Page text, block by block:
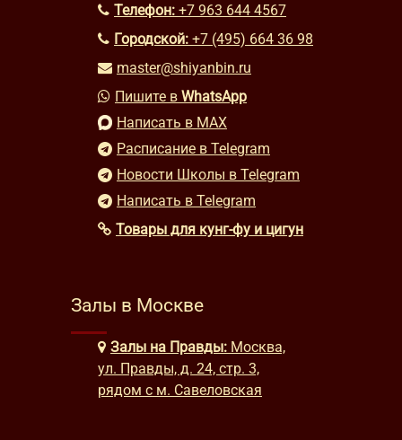
Телефон: +7 963 644 4567
Городской: +7 (495) 664 36 98
master@shiyanbin.ru
Пишите в WhatsApp
Написать в MAX
Расписание в Telegram
Новости Школы в Telegram
Написать в Telegram
Товары для кунг-фу и цигун
Залы в Москве
Залы на Правды: Москва,
ул. Правды, д. 24, стр. 3,
рядом с м. Савеловская